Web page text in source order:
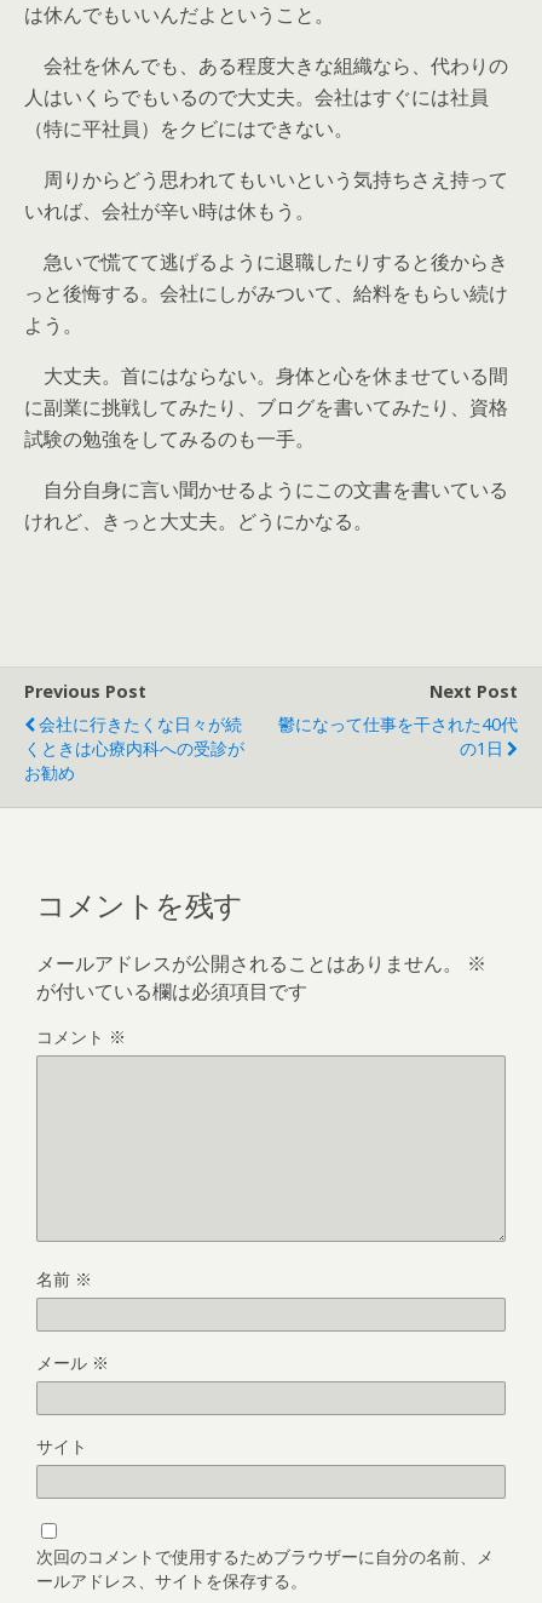
は休んでもいいんだよということ。
会社を休んでも、ある程度大きな組織なら、代わりの
人はいくらでもいるので大丈夫。会社はすぐには社員
（特に平社員）をクビにはできない。
周りからどう思われてもいいという気持ちさえ持って
いれば、会社が辛い時は休もう。
急いで慌てて逃げるように退職したりすると後からき
っと後悔する。会社にしがみついて、給料をもらい続け
よう。
大丈夫。首にはならない。身体と心を休ませている間
に副業に挑戦してみたり、ブログを書いてみたり、資格
試験の勉強をしてみるのも一手。
自分自身に言い聞かせるようにこの文書を書いている
けれど、きっと大丈夫。どうにかなる。
Previous Post
会社に行きたくな日々が続
くときは心療内科への受診が
お勧め
Next Post
鬱になって仕事を干された40代
の1日
コメントを残す
メールアドレスが公開されることはありません。
※
が付いている欄は必須項目です
コメント ※
名前 ※
メール ※
サイト
次回のコメントで使用するためブラウザーに自分の名前、メ
ールアドレス、サイトを保存する。